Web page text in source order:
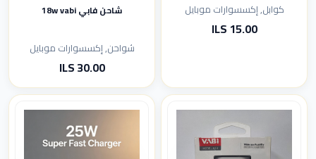
كوابل, إكسسوارات موبايل
15.00 ILS
شاحن فابي 18w vabi
شواحن, إكسسوارات موبايل
30.00 ILS